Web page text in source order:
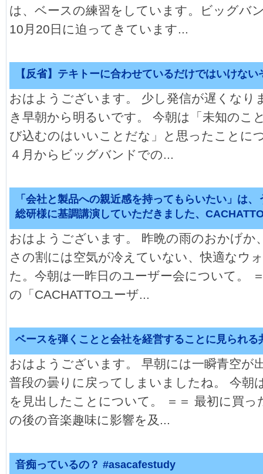
は、ベースの練習をしています。ビッグバ
10月20日に迫ってきています...
【反省】テキトーに合わせているだけではいけない
おはようございます。 少し発信が遅くなり
き早朝から明るいです。 今朝は「未知のこ
び込むのはいいことだな」と思ったことに
４月からビッグバンドでの...
「会社と製品への親近感を持ってもらいたい」は
総研様に基調講演していただきました、
おはようございます。 昨晩の雨のおかげか
さの割には空気が冷えていない、快適なウ
た。今朝は一昨日のユーザー会について。
の「CACHATTOユーザ...
ベースを弾くことと会社を経営することに見られる
おはようございます。 早朝には一瞬青空が
普段の曇りに戻ってしまいましたね。 今朝
を見出したことについて。 ＝＝ 最初に買
の後の音楽趣味に影響を及...
音痴っているの？ #asacafestudy